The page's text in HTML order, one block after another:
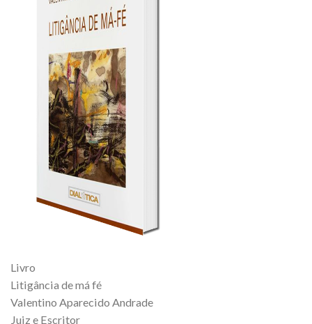
Livro
Litigância de má fé
Valentino Aparecido Andrade
Juiz e Escritor